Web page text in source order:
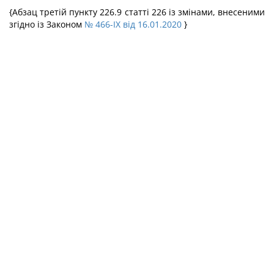
{Абзац третій пункту 226.9 статті 226 із змінами, внесеними
згідно із Законом № 466-IX від 16.01.2020 }